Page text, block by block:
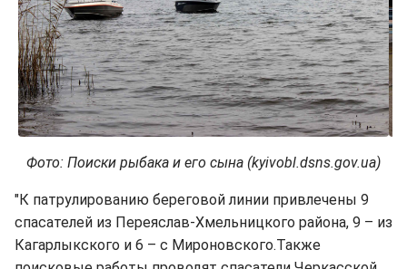
Фото: Поиски рыбака и его сына (kyivobl.dsns.gov.ua)
"К патрулированию береговой линии привлечены 9
спасателей из Переяслав-Хмельницкого района, 9 – из
Кагарлыкского и 6 – с Мироновского.Также